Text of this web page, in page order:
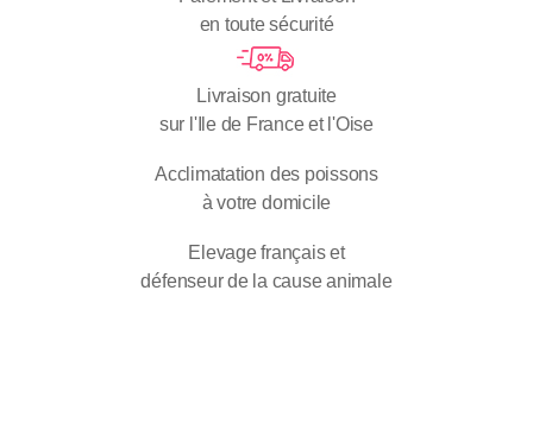
en toute sécurité
Livraison gratuite
sur l'Ile de France et l'Oise
Acclimatation des poissons
à votre domicile
Elevage français et
défenseur de la cause animale